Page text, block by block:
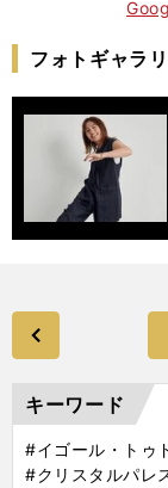
フォトギャラ
キーワード
#イゴール・トゥ
#クリスタルパレ